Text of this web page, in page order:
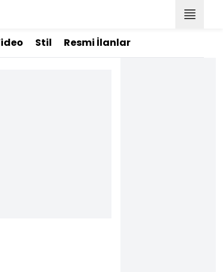
Stil Resmi İlanlar